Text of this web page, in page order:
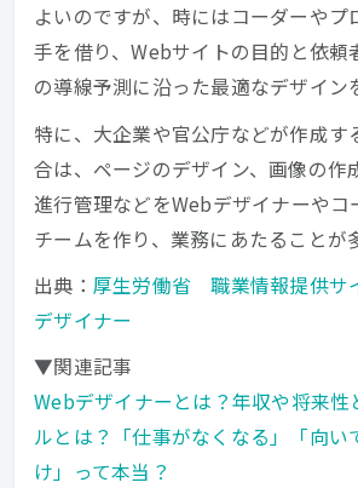
よいのですが、時にはコーダーやプ
手を借り、Webサイトの目的と依頼
の導線予測に沿った最適なデザイン
特に、大企業や官公庁などが作成す
合は、ページのデザイン、画像の作
進行管理などをWebデザイナーやコ
チームを作り、業務にあたることが
出典： 厚生労働省 職業情報提供サ
デザイナー
▼関連記事
Webデザイナーとは？年収や将来性
ルとは？「仕事がなくなる」「向い
け」って本当？